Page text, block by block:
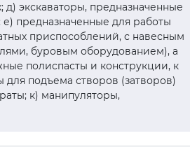
д) экскаваторы, предназначенные
предназначенные для работы
приспособлений, с навесным
буровым оборудованием), а
полиспасты и конструкции, к
подъема створов (затворов)
к) манипуляторы,